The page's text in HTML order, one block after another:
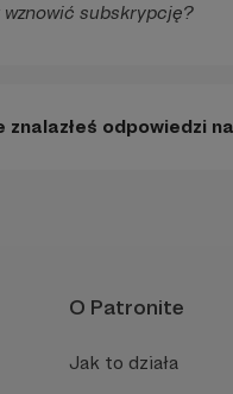
wznowić subskrypcję?
znalazłeś odpowiedzi
O Patronite
Jak to działa